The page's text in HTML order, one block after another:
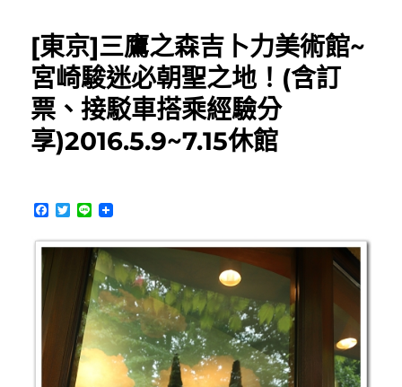
妝]
上
野
阿
美
橫
丁
Drug
便
[東京]三鷹之森吉卜力美術館~
宮崎駿迷必朝聖之地！(含訂
票、接駁車搭乘經驗分
享)2016.5.9~7.15休館
F
c
e
T
i
t
L
n
e